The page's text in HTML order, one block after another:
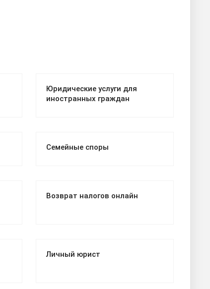
Юридические услуги для
иностранных граждан
Семейные споры
Возврат налогов онлайн
Личный юрист